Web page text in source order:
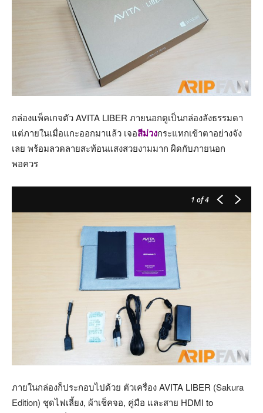
กล่องแพ็คเกจตัว AVITA LIBER ภายนอกดูเป็นกล่องลังธรรมดา
แต่ภายในเมื่อแกะออกมาแล้ว เจอสีม่วงกระแทกเข้าตาอย่างจัง
เลย พร้อมลวดลายสะท้อนแสงสวยงามมาก ผิดกับภายนอก
พอควร
1 of 4
ภายในกล่องก็ประกอบไปด้วย ตัวเครื่อง AVITA LIBER (Sakura
Edition) ชุดไฟเลี้ยง, ผ้าเช็คจอ, คู่มือ และสาย HDMI to